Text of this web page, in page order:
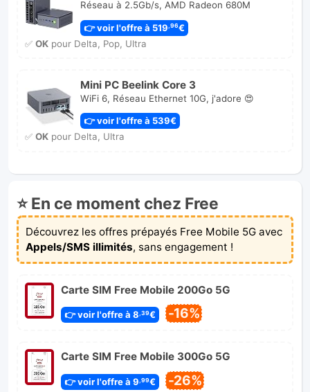
Réseau à 2.5Gb/s, AMD Radeon 680M
👉 voir l'offre à 519,96€
✅ OKpour Delta, Pop, Ultra
Mini PC Beelink Core 3
WiFi 6, Réseau Ethernet 10G, j'adore 😍
👉 voir l'offre à 539€
✅ OKpour Delta, Ultra
⭐ En ce moment chez Free
Découvrez les offres prépayés Free Mobile 5G avec
Appels/SMS illimités, sans engagement !
Carte SIM Free Mobile 200Go 5G
👉 voir l'offre à 8 ,39€ -16%
Carte SIM Free Mobile 300Go 5G
👉 voir l'offre à 9 ,99€ -26%